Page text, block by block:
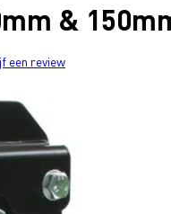
&
een review